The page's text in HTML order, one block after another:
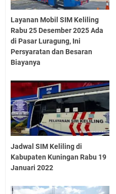
Layanan Mobil SIM Keliling
Rabu 25 Desember 2025 Ada
di Pasar Luragung, Ini
Persyaratan dan Besaran
Biayanya
Jadwal SIM Keliling di
Kabupaten Kuningan Rabu 19
Januari 2022